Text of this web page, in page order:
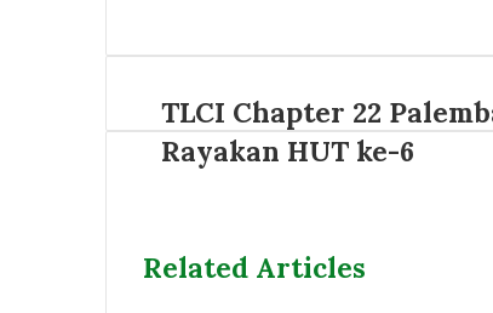
TLCI Chapter 22
Rayakan HUT ke-6
Related Articles